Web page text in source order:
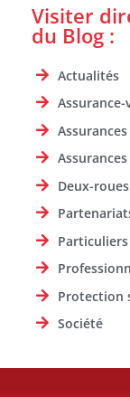
Visiter
du Blog :
Actualités
Deux-roues
Particuliers
Protection
Société